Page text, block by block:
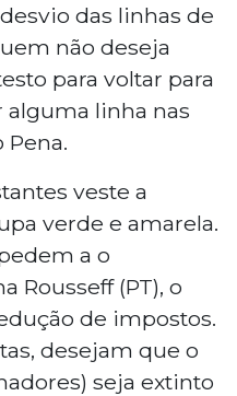
das linhas de
não deseja
para voltar para
alguma linha nas
Pena.
veste a
verde e amarela.
a o
Rousseff (PT), o
de impostos.
desejam que o
seja extinto